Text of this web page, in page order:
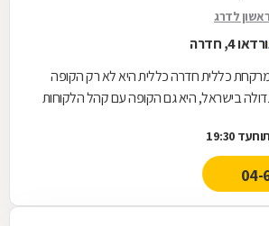
לדרג
4, חדרה
בית מרקחת כללית חדרה כללית היא לא רק הקופה
בישראל, היא גם הקופה עם קהל הלקוחות
עד 19:30